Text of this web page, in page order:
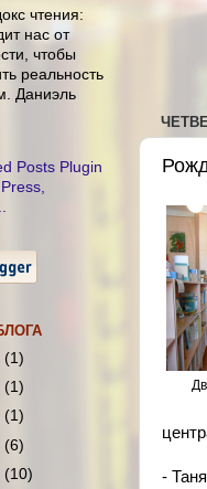
-
чтения:
нас от
чтобы
реальность
Даниэль
(1)
(1)
(1)
(6)
(10)